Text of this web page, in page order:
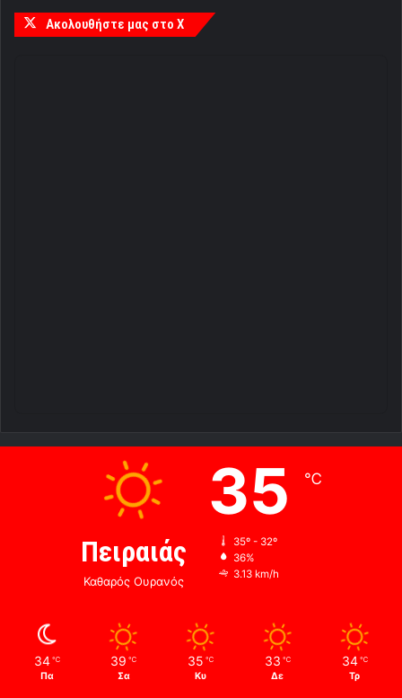
Ακολουθήστε μας στο X
Πειραιάς
Καθαρός Ουρανός
35 ℃
35º - 32º
36%
3.13 km/h
34 ℃
Πα
39 ℃
Σα
35 ℃
Κυ
33 ℃
Δε
34 ℃
Τρ